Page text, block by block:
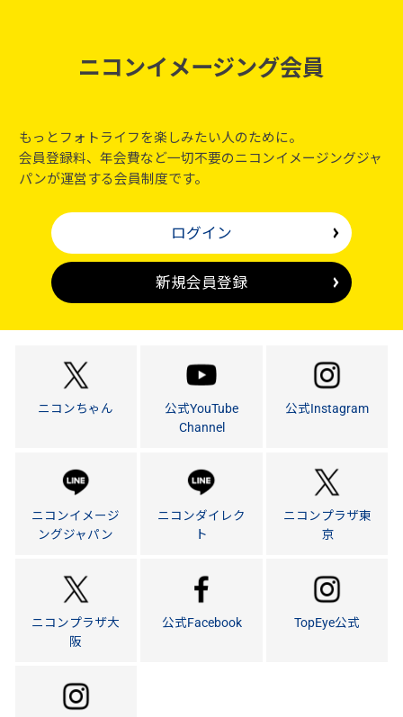
ニコンイメージング会員
もっとフォトライフを楽しみたい人のために。
会員登録料、年会費など一切不要のニコンイメージングジャ
パンが運営する会員制度です。
ログイン
新規会員登録
ニコンちゃん
公式YouTube
Channel
公式Instagram
ニコンイメージ
ングジャパン
ニコンダイレク
ト
ニコンプラザ東
京
ニコンプラザ大
阪
公式Facebook TopEye公式